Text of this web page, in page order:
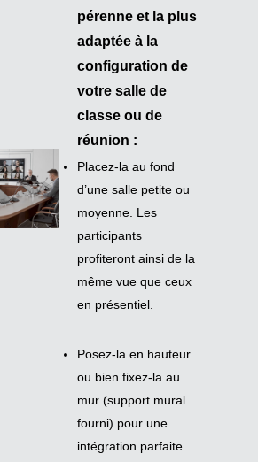
pérenne et la plus
adaptée à la
configuration de
votre salle de
classe ou de
réunion :
Placez-la au fond
d’une salle petite ou
moyenne. Les
participants
profiteront ainsi de la
même vue que ceux
en présentiel.
Posez-la en hauteur
ou bien fixez-la au
mur (support mural
fourni) pour une
intégration parfaite.